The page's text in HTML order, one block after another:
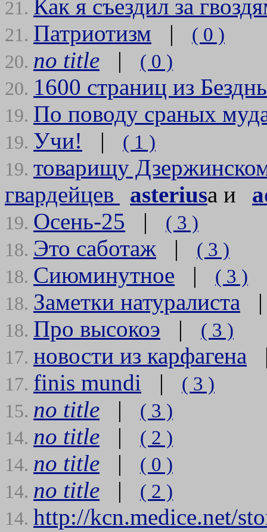
21. Как я съездил за
21. Патриотизм | ( 0 )
20. no title | ( 0 )
20. 1600 страниц из
19. По поводу сраных
19. Учи! | ( 1 )
19. товарищу
гвардейцев
asteriusа и
19. Осень-25 | ( 3 )
18. Это саботаж | ( 3 )
18. Сиюминутное | ( 3 )
18. Заметки натуралиста
18. Про высокоэ | ( 3 )
17. новости из карфагена
17. finis mundi | ( 3 )
15. no title | ( 3 )
14. no title | ( 2 )
14. no title | ( 0 )
14. no title | ( 2 )
14. http://kcn.medice.net/